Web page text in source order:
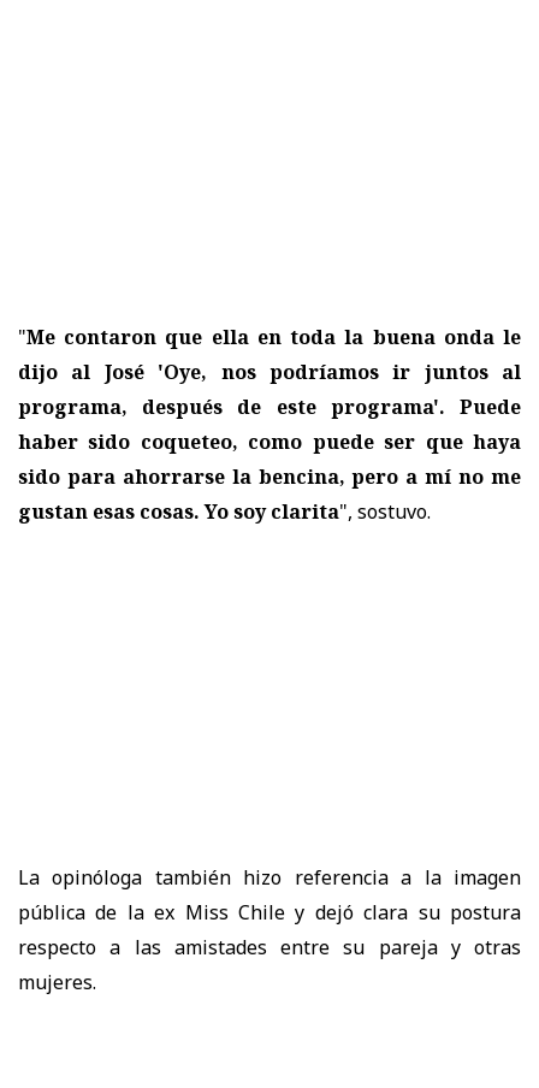
"Me contaron que ella en toda la buena onda le
dijo al José 'Oye, nos podríamos ir juntos al
programa, después de este programa'. Puede
haber sido coqueteo, como puede ser que haya
sido para ahorrarse la bencina, pero a mí no me
gustan esas cosas. Yo soy clarita", sostuvo.
La opinóloga también hizo referencia a la imagen
pública de la ex Miss Chile y dejó clara su postura
respecto a las amistades entre su pareja y otras
mujeres.